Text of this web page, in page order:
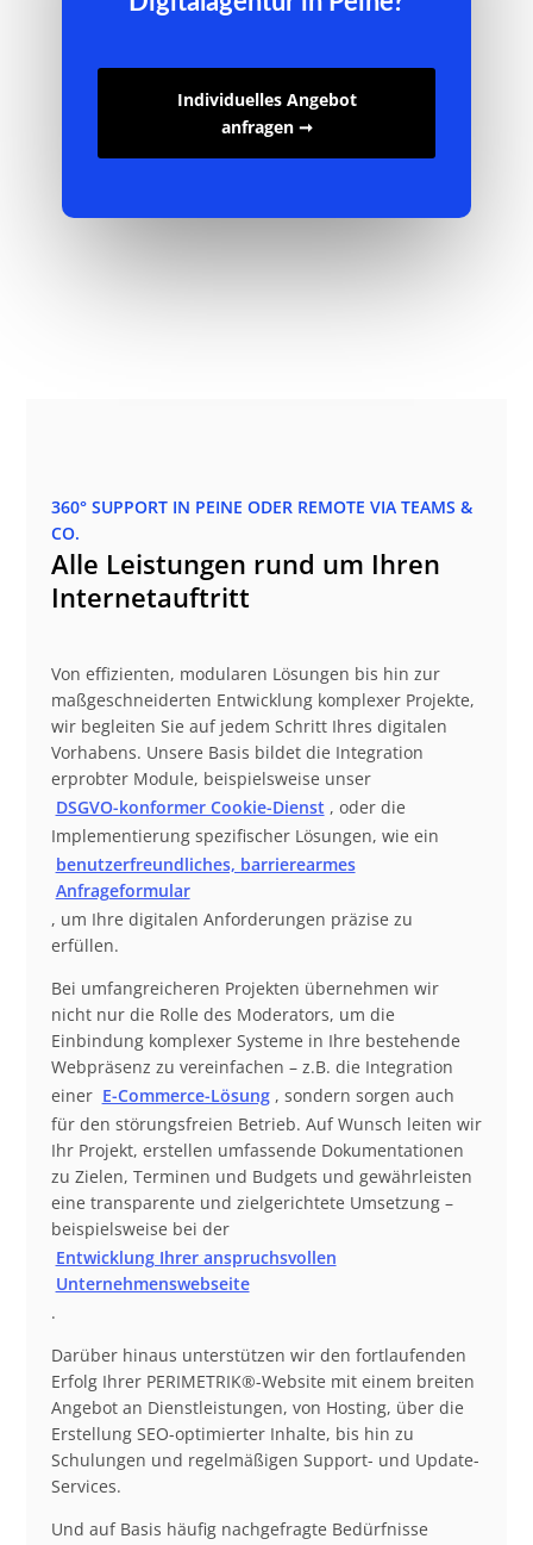
Individuelles Angebot
anfragen ➞
360° SUPPORT IN PEINE ODER REMOTE VIA TEAMS &
CO.
Alle Leistungen rund um Ihren
Internetauftritt
Von effizienten, modularen Lösungen bis hin zur
maßgeschneiderten Entwicklung komplexer Projekte,
wir begleiten Sie auf jedem Schritt Ihres digitalen
Vorhabens. Unsere Basis bildet die Integration
erprobter Module, beispielsweise unser
DSGVO-konformer Cookie-Dienst , oder die
Implementierung spezifischer Lösungen, wie ein
benutzerfreundliches, barrierearmes
Anfrageformular
, um Ihre digitalen Anforderungen präzise zu
erfüllen.
Bei umfangreicheren Projekten übernehmen wir
nicht nur die Rolle des Moderators, um die
Einbindung komplexer Systeme in Ihre bestehende
Webpräsenz zu vereinfachen – z.B. die Integration
einer E-Commerce-Lösung , sondern sorgen auch
für den störungsfreien Betrieb. Auf Wunsch leiten wir
Ihr Projekt, erstellen umfassende Dokumentationen
zu Zielen, Terminen und Budgets und gewährleisten
eine transparente und zielgerichtete Umsetzung –
beispielsweise bei der
Entwicklung Ihrer anspruchsvollen
Unternehmenswebseite
.
Darüber hinaus unterstützen wir den fortlaufenden
Erfolg Ihrer PERIMETRIK®-Website mit einem breiten
Angebot an Dienstleistungen, von Hosting, über die
Erstellung SEO-optimierter Inhalte, bis hin zu
Schulungen und regelmäßigen Support- und Update-
Services.
Und auf Basis häufig nachgefragte Bedürfnisse